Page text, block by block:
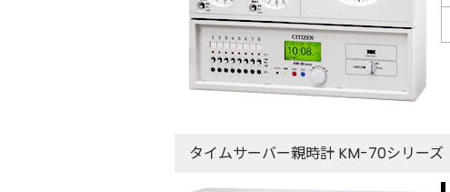
タイムサーバー親時計 KM-70シリーズ